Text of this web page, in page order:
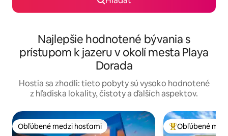
Najlepšie hodnotené bývania s
prístupom k jazeru v okolí mesta Playa
Dorada
Hostia sa zhodli: tieto pobyty sú vysoko hodnotené
z hľadiska lokality, čistoty a ďalších aspektov.
Obľúbené medzi hosťami
Obľúbené medzi hosťami Najobľúbenejšie
Obľúbené